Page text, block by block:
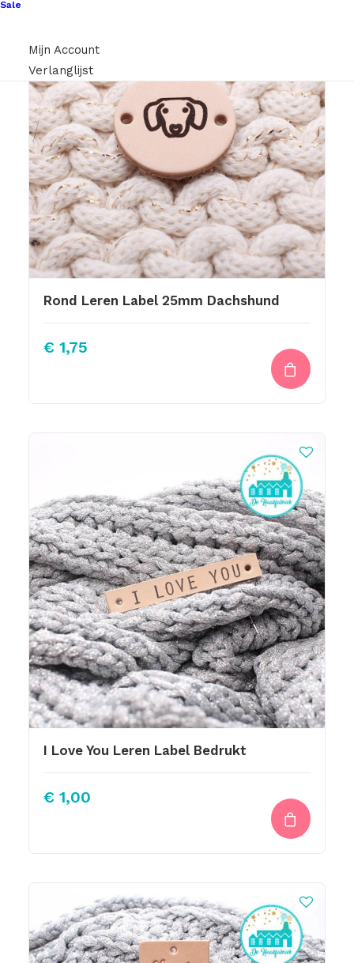
Sale
Mijn Account
Verlanglijst
Rond Leren Label 25mm Dachshund
€ 1,75
I Love You Leren Label Bedrukt
€ 1,00